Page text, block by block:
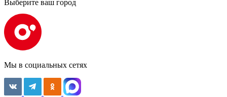
Выберите ваш город
Мы в социальных сетях